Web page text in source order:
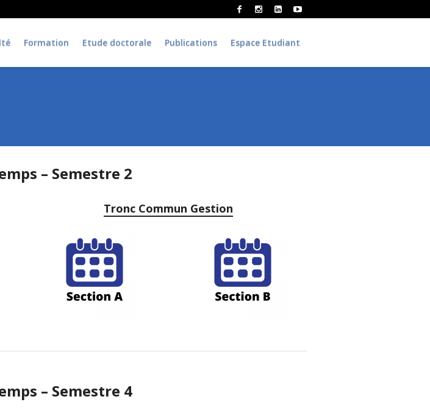
Formation Etude doctorale Publications Espace Etudiant
– Semestre 2
Tronc Commun Gestion
– Semestre 4